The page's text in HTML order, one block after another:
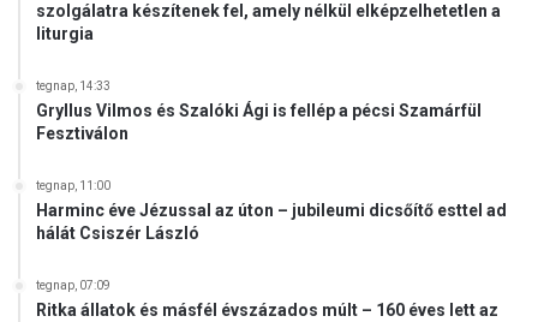
szolgálatra készítenek fel, amely nélkül elképzelhetetlen a
liturgia
tegnap, 14:33
Gryllus Vilmos és Szalóki Ági is fellép a pécsi Szamárfül
Fesztiválon
tegnap, 11:00
Harminc éve Jézussal az úton – jubileumi dicsőítő esttel ad
hálát Csiszér László
tegnap, 07:09
Ritka állatok és másfél évszázados múlt – 160 éves lett az